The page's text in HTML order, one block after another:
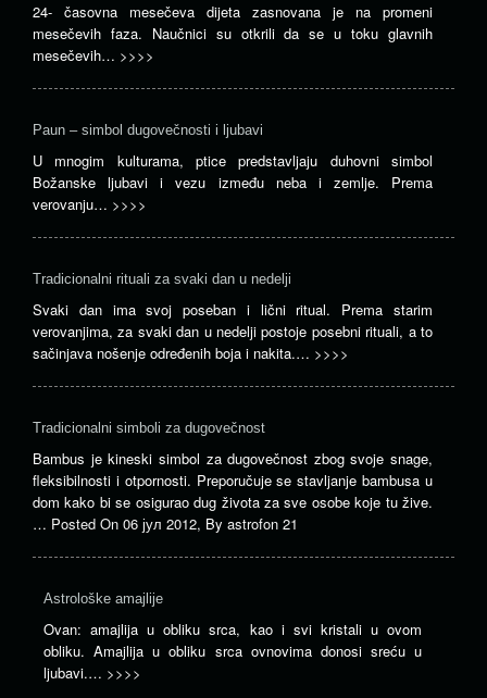
24- časovna mesečeva dijeta zasnovana je na promeni
mesečevih faza. Naučnici su otkrili da se u toku glavnih
mesečevih… >>>>
Paun – simbol dugovečnosti i ljubavi
U mnogim kulturama, ptice predstavljaju duhovni simbol
Božanske ljubavi i vezu između neba i zemlje. Prema
verovanju… >>>>
Tradicionalni rituali za svaki dan u nedelji
Svaki dan ima svoj poseban i lični ritual. Prema starim
verovanjima, za svaki dan u nedelji postoje posebni rituali, a to
sačinjava nošenje određenih boja i nakita.… >>>>
Tradicionalni simboli za dugovečnost
Bambus je kineski simbol za dugovečnost zbog svoje snage,
fleksibilnosti i otpornosti. Preporučuje se stavljanje bambusa u
dom kako bi se osigurao dug života za sve osobe koje tu žive.
… Posted On 06 јул 2012, By astrofon 21
Astrološke amajlije
Ovan: amajlija u obliku srca, kao i svi kristali u ovom
obliku. Amajlija u obliku srca ovnovima donosi sreću u
ljubavi.… >>>>